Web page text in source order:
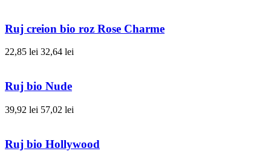
Ruj creion bio roz Rose Charme
22,85 lei 32,64 lei
Ruj bio Nude
39,92 lei 57,02 lei
Ruj bio Hollywood